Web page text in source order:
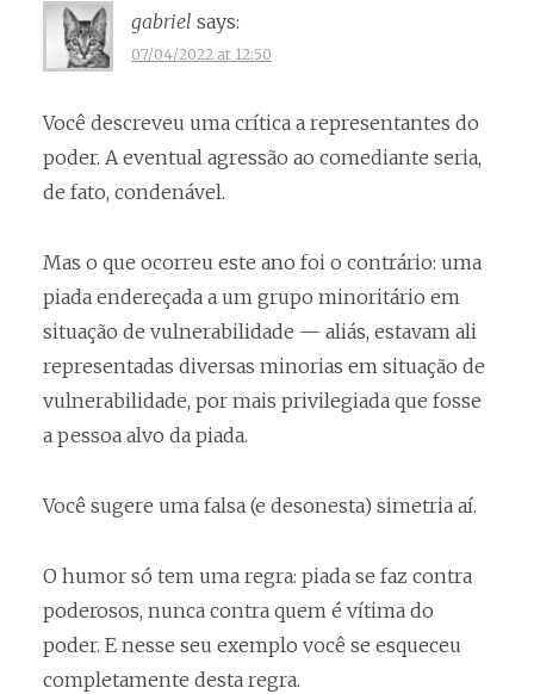
gabriel says:
07/04/2022 at 12:50
Você descreveu uma crítica a representantes do
poder. A eventual agressão ao comediante seria,
de fato, condenável.
Mas o que ocorreu este ano foi o contrário: uma
piada endereçada a um grupo minoritário em
situação de vulnerabilidade — aliás, estavam ali
representadas diversas minorias em situação de
vulnerabilidade, por mais privilegiada que fosse
a pessoa alvo da piada.
Você sugere uma falsa (e desonesta) simetria aí.
O humor só tem uma regra: piada se faz contra
poderosos, nunca contra quem é vítima do
poder. E nesse seu exemplo você se esqueceu
completamente desta regra.